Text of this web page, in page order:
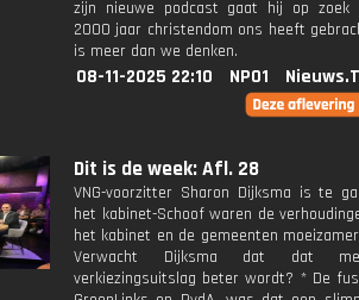
zijn nieuwe podcast gaat hij op zoek
2000 jaar christendom ons heeft
is meer dan we denken.
08-11-2025 22:10 NPO1
Dit is de week: Afl. 28
VNG-voorzitter Sharon Dijksma is te
het kabinet-Schoof waren de
het kabinet en de gemeenten
Verwacht Dijksma dat dat
verkiezingsuitslag beter wordt? * De